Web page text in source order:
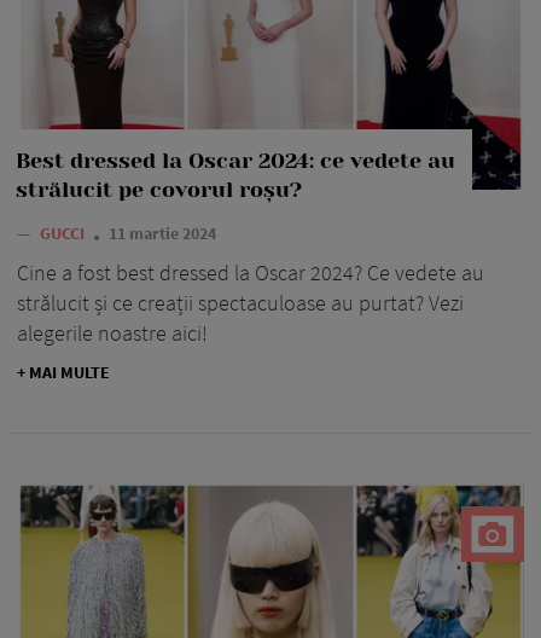
Best dressed la Oscar 2024: ce vedete au
strălucit pe covorul roșu?
— GUCCI 11 martie 2024
Cine a fost best dressed la Oscar 2024? Ce vedete au
strălucit și ce creații spectaculoase au purtat? Vezi
alegerile noastre aici!
+ MAI MULTE